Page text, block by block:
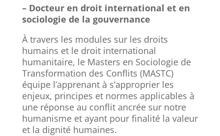
– Docteur en droit international et en
sociologie de la gouvernance
À travers les modules sur les droits
humains et le droit international
humanitaire, le Masters en Sociologie de
Transformation des Conflits (MASTC)
équipe l’apprenant à s’approprier les
enjeux, principes et normes applicables à
une réponse au conflit ancrée sur notre
humanisme et ayant pour finalité la valeur
et la dignité humaines.